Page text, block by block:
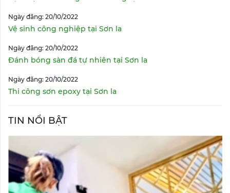
Ngày đăng: 20/10/2022
Vệ sinh công nghiệp tại Sơn la
Ngày đăng: 20/10/2022
Đánh bóng sàn đá tự nhiên tại Sơn la
Ngày đăng: 20/10/2022
Thi công sơn epoxy tại Sơn la
TIN NỔI BẬT